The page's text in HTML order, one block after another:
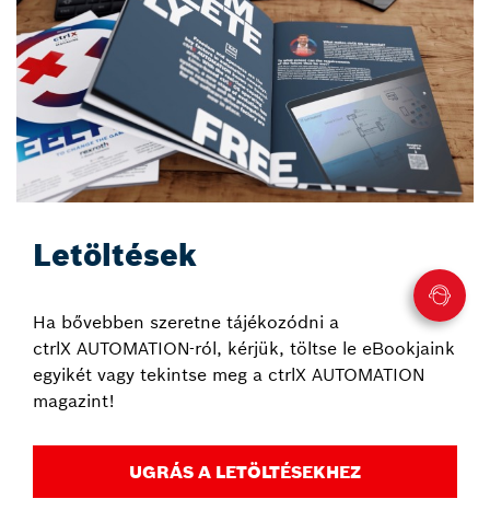
Letöltések
Ha bővebben szeretne tájékozódni a
ctrlX AUTOMATION-ról, kérjük, töltse le eBookjaink
egyikét vagy tekintse meg a ctrlX AUTOMATION
magazint!
UGRÁS A LETÖLTÉSEKHEZ